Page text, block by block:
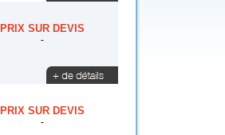
PRIX SUR DEVIS
-
PRIX SUR DEVIS
-